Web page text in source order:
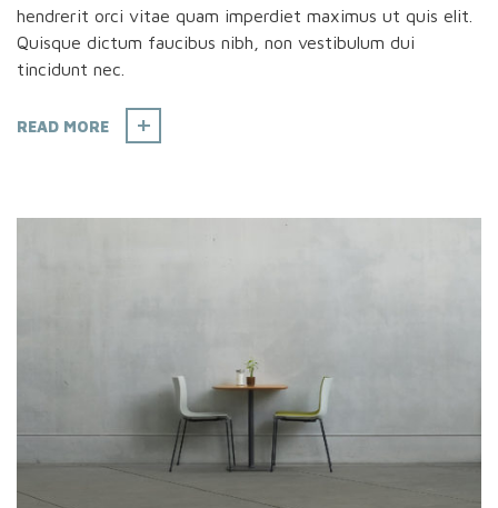
hendrerit orci vitae quam imperdiet maximus ut quis elit.
Quisque dictum faucibus nibh, non vestibulum dui
tincidunt nec.
READ MORE